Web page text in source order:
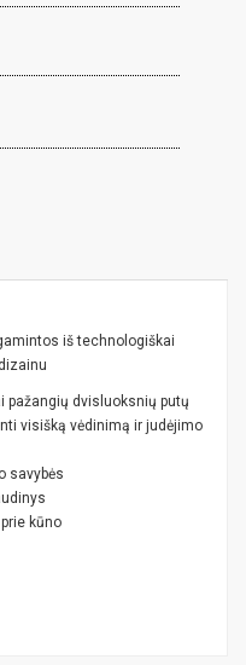
iš technologiškai
pažangių dvisluoksnių putų
visišką vėdinimą ir judėjimo
savybės
kūno